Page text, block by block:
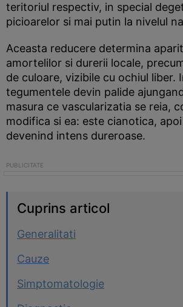
teritoriul respectiv, in special
picioarelor si mai putin la nivelul
Aceasta reducere determina
amortelilor si durerii locale,
de culoare, vizibile cu ochiul liber.
tegumentele devin palide
masura ce vascularizatia se reia,
modifica si ea: este cianotica,
devenind intens dureroase.
Cuprins articol
Generalitati
Cauze
Simptomatologie